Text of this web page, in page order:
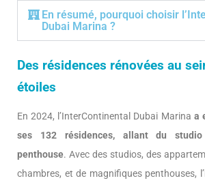
En résumé, pourquoi choisir
Dubai Marina ?
Des résidences rénovées au
étoiles
En 2024, l’InterContinental Dubai Marina a
ses 132 résidences, allant du
penthouse. Avec des studios, des
chambres, et de magnifiques penthouses,